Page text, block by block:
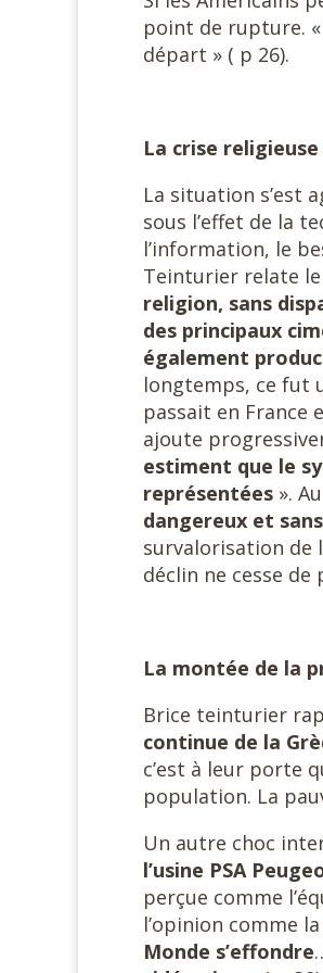
point de rupture.
départ » ( p 26).
La crise
La situation s’est
sous l’effet de la
l’information, le
Teinturier relate
religion, sans
des principaux
également
longtemps, ce fut
passait en France
ajoute
estiment que le
représentées ».
dangereux et
survalorisation de
déclin ne cesse
La montée de la
Brice teinturier
continue de la
c’est à leur porte
population. La
Un autre choc
l’usine PSA
perçue comme
l’opinion comme
Monde s’effondre